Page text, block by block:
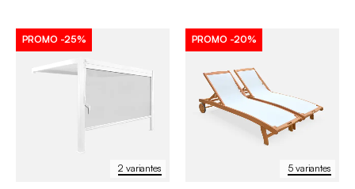
2 variantes
PROMO -25%
5 variantes
PROMO -20%